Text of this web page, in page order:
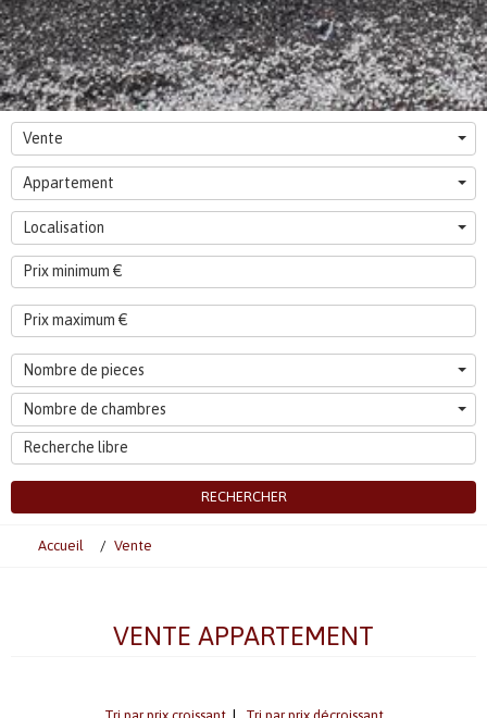
Vente
Appartement
Localisation
Nombre de pieces
Nombre de chambres
RECHERCHER
Accueil Vente
VENTE APPARTEMENT
Tri par prix croissant | Tri par prix décroissant